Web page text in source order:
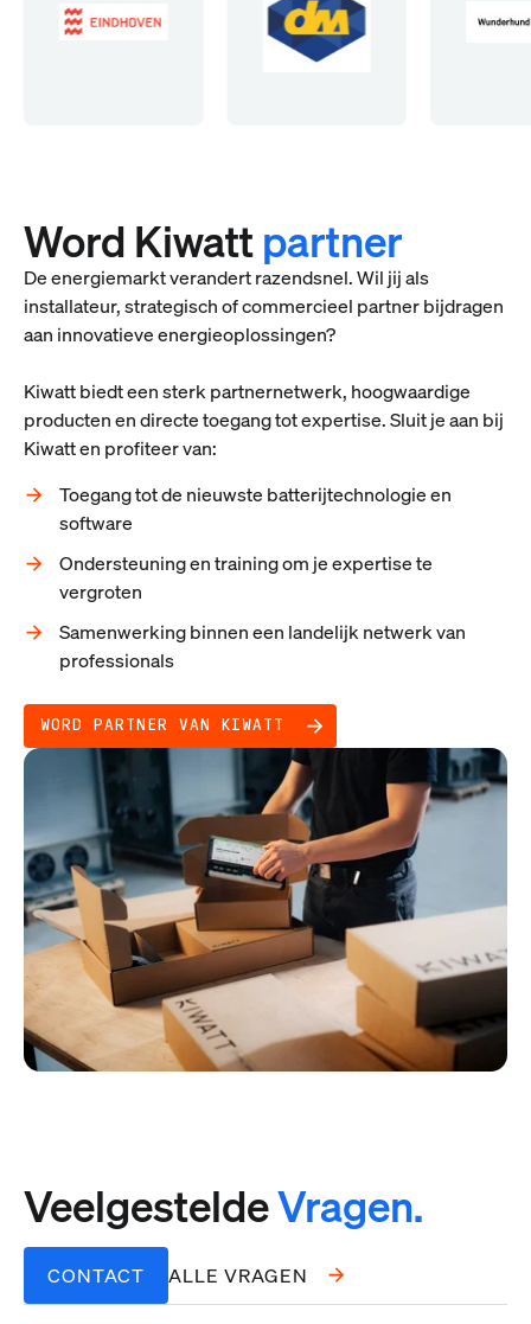
Word Kiwattpartner
De energiemarkt verandert razendsnel. Wil jij als
installateur, strategisch of commercieel partner bijdragen
aan innovatieve energieoplossingen?
Kiwatt biedt een sterk partnernetwerk, hoogwaardige
producten en directe toegang tot expertise. Sluit je aan bij
Kiwatt en profiteer van:
Toegang tot de nieuwste batterijtechnologie en
software
Ondersteuning en training om je expertise te
vergroten
Samenwerking binnen een landelijk netwerk van
professionals
WORD PARTNER VAN KIWATT
VeelgesteldeVragen.
CONTACT ALLE VRAGEN